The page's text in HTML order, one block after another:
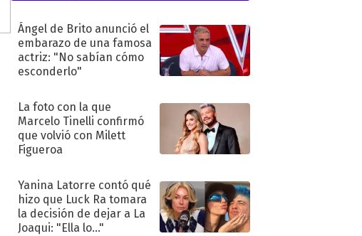
Ángel de Brito anunció el
embarazo de una famosa
actriz: "No sabían cómo
esconderlo"
La foto con la que
Marcelo Tinelli confirmó
que volvió con Milett
Figueroa
Yanina Latorre contó qué
hizo que Luck Ra tomara
la decisión de dejar a La
Joaqui: "Ella lo..."